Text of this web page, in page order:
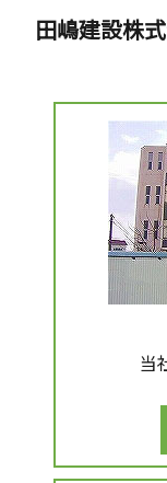
田嶋建設株
当